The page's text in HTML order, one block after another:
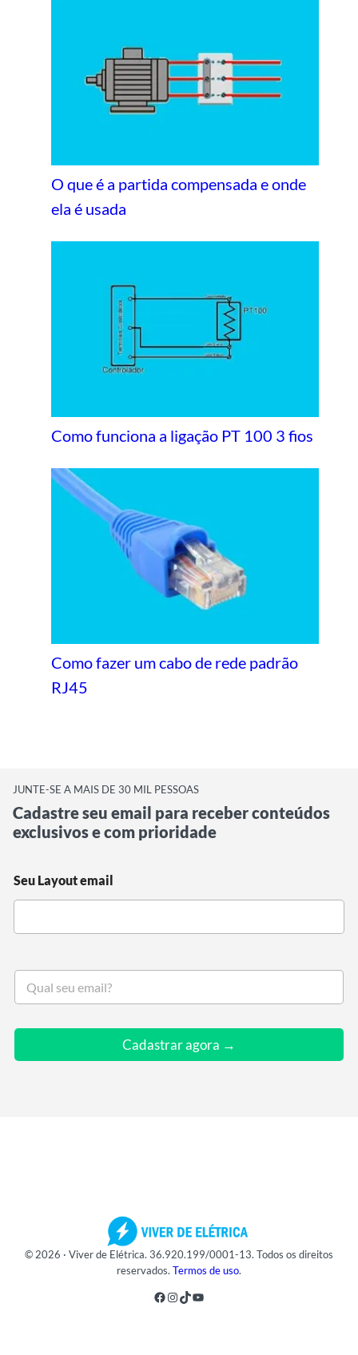
O que é a partida compensada e onde
ela é usada
Como funciona a ligação PT 100 3 fios
Como fazer um cabo de rede padrão
RJ45
JUNTE-SE A MAIS DE 30 MIL PESSOAS
Cadastre seu email para receber conteúdos
exclusivos e com prioridade
Seu Layout email
S
u
Cadastrar agora →
© 2026 · Viver de Elétrica. 36.920.199/0001-13. Todos os direitos
reservados. Termos de uso.
Facebook Instagram TikTok Youtube